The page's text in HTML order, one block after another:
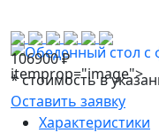
itemprop="image">
106900₽
*стоимость в
Оставить заявку
Характеристики